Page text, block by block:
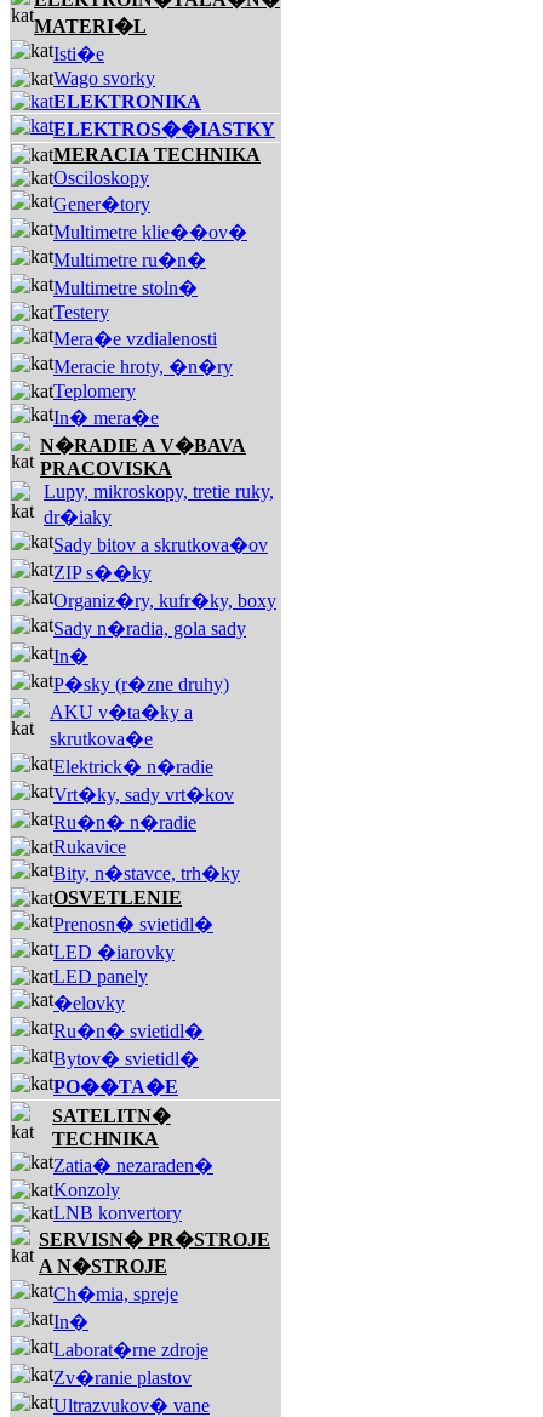
MATERI�L
Isti�e
Wago svorky
ELEKTRONIKA
ELEKTROS��IASTKY
MERACIA TECHNIKA
Osciloskopy
Gener�tory
Multimetre klie��ov�
Multimetre ru�n�
Multimetre stoln�
Testery
Mera�e vzdialenosti
Meracie hroty, �n�ry
Teplomery
In� mera�e
N�RADIE A V�BAVA
PRACOVISKA
Lupy, mikroskopy, tretie ruky,
dr�iaky
Sady bitov a skrutkova�ov
ZIP s��ky
Organiz�ry, kufr�ky, boxy
Sady n�radia, gola sady
In�
P�sky (r�zne druhy)
AKU v�ta�ky a
skrutkova�e
Elektrick� n�radie
Vrt�ky, sady vrt�kov
Ru�n� n�radie
Rukavice
Bity, n�stavce, trh�ky
OSVETLENIE
Prenosn� svietidl�
LED �iarovky
LED panely
�elovky
Ru�n� svietidl�
Bytov� svietidl�
PO��TA�E
SATELITN�
TECHNIKA
Zatia� nezaraden�
Konzoly
LNB konvertory
SERVISN� PR�STROJE
A N�STROJE
Ch�mia, spreje
In�
Laborat�rne zdroje
Zv�ranie plastov
Ultrazvukov� vane